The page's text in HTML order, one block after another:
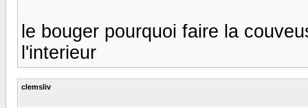
le bouger pourquoi faire la
l'interieur
clemsliv